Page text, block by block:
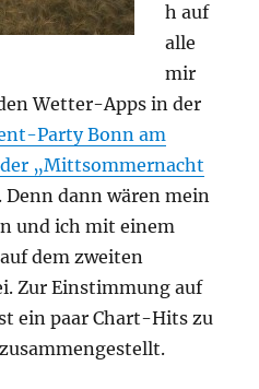
h auf
alle
mir
Wetter-Apps in der
Party Bonn am
„Mittsommernacht
dann wären mein
und ich mit einem
dem zweiten
Zur Einstimmung auf
ein paar Chart-Hits zu